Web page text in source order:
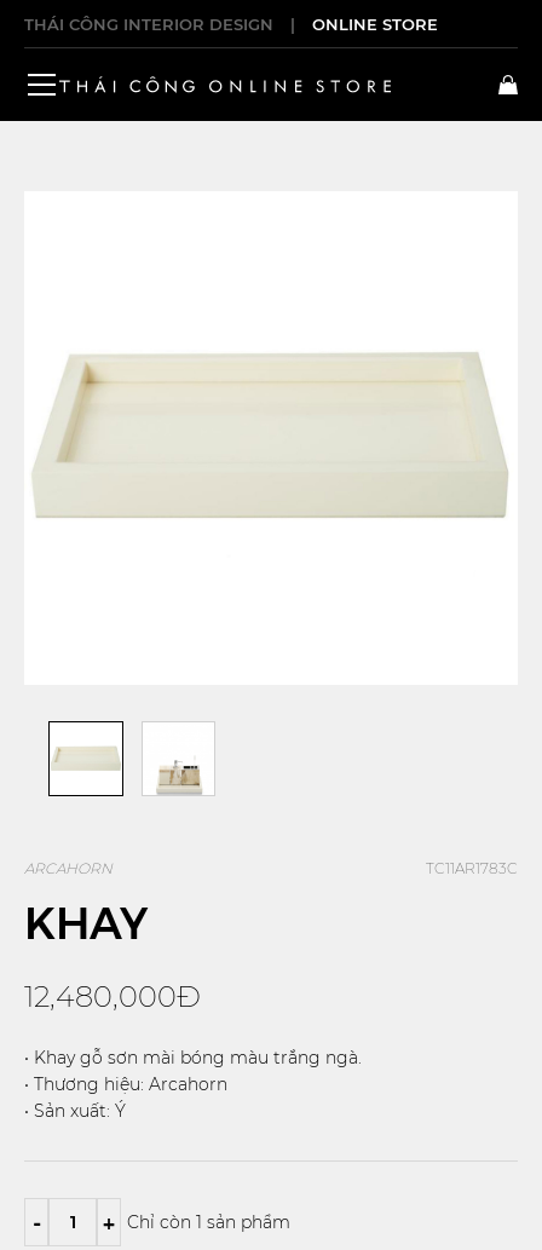
THÁI CÔNG INTERIOR DESIGN | ONLINE STORE
ARCAHORN TC11AR1783C
KHAY
12,480,000Đ
• Khay gỗ sơn mài bóng màu trắng ngà.
• Thương hiệu: Arcahorn
• Sản xuất: Ý
- + Chỉ còn 1 sản phẩm